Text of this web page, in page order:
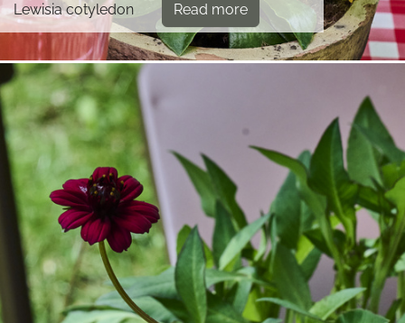
Lewisia cotyledon Read more